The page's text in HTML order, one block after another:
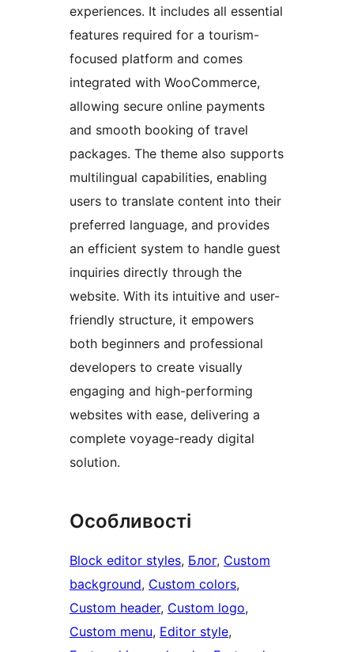
experiences. It includes all essential
features required for a tourism-
focused platform and comes
integrated with WooCommerce,
allowing secure online payments
and smooth booking of travel
packages. The theme also supports
multilingual capabilities, enabling
users to translate content into their
preferred language, and provides
an efficient system to handle guest
inquiries directly through the
website. With its intuitive and user-
friendly structure, it empowers
both beginners and professional
developers to create visually
engaging and high-performing
websites with ease, delivering a
complete voyage-ready digital
solution.
Особливості
Block editor styles, Блог, Custom
background, Custom colors
Custom header, Custom logo
Custom menu, Editor style